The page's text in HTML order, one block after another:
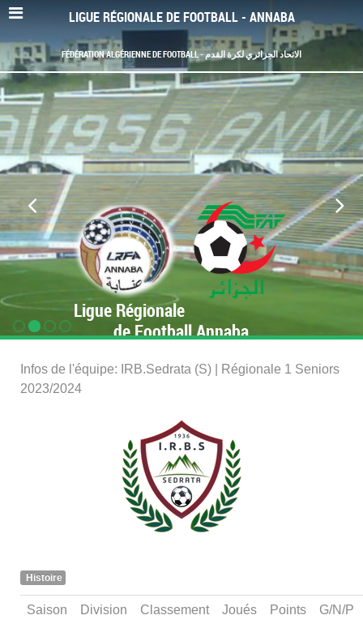
LIGUE RÉGIONALE DE FOOTBALL - ANNABA
FÉDÉRATION ALGÉRIENNE DE FOOTBALL - الاتحاد الجزائري لكرة القدم
Ligue Régionale
de Football Annaba
Infos de l'équipe: IRB.Sedrata (S) | Régionale 1 Seniors
2023/2024
Histoire
Saison Division Classement Joués Points G/N/P